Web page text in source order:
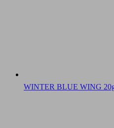
WINTER BLUE WING